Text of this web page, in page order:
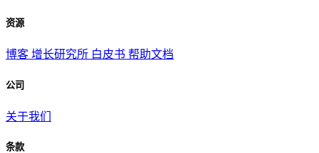
资源
博客 增长研究所 白皮书 帮助文档
公司
关于我们
条款